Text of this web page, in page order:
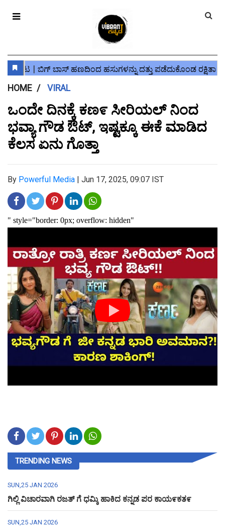
HOME VIRAL
ಒಂದೇ ದಿನಕ್ಕೆ ಕಣ೯ ಸೀರಿಯಲ್ ನಿಂದ
ಭವ್ಯಾ ಗೌಡ ಔಟ್, ಇಷ್ಟಕ್ಕೂ ಈಕೆ ಮಾಡಿದ
ಕೆಲಸ ಏನು ಗೊತ್ತಾ
By Powerful Media | Jun 17, 2025, 09:07 IST
TRENDING NEWS
SUN,25 JAN 2026
ಗಿಲ್ಲಿ ವಿಚಾರವಾಗಿ ರಜತ್ ಗೆ ಧಮ್ಕಿ ಹಾಕಿದ ಕನ್ನಡ ಪರ ಕಾಯ೯ಕತ೯
SUN,25 JAN 2026